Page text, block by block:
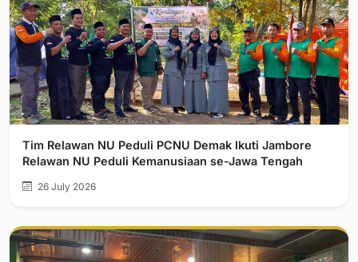
Tim Relawan NU Peduli PCNU Demak Ikuti Jambore
Relawan NU Peduli Kemanusiaan se-Jawa Tengah
26 July 2026